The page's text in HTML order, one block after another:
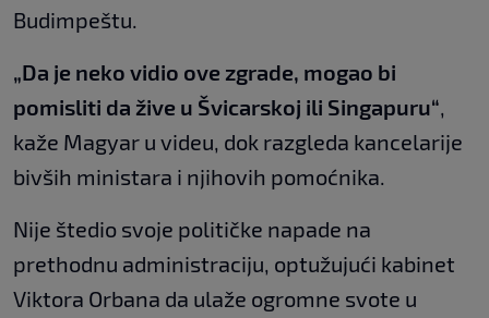
Budimpeštu.
„Da je neko vidio ove zgrade, mogao bi
pomisliti da žive u Švicarskoj ili Singapuru“,
kaže Magyar u videu, dok razgleda kancelarije
bivših ministara i njihovih pomoćnika.
Nije štedio svoje političke napade na
prethodnu administraciju, optužujući kabinet
Viktora Orbana da ulaže ogromne svote u